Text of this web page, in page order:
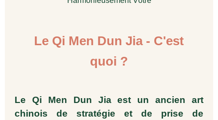
Le Qi Men Dun Jia - C'est
quoi ?
Le Qi Men Dun Jia
est un ancien art
chinois de stratégie et de prise de